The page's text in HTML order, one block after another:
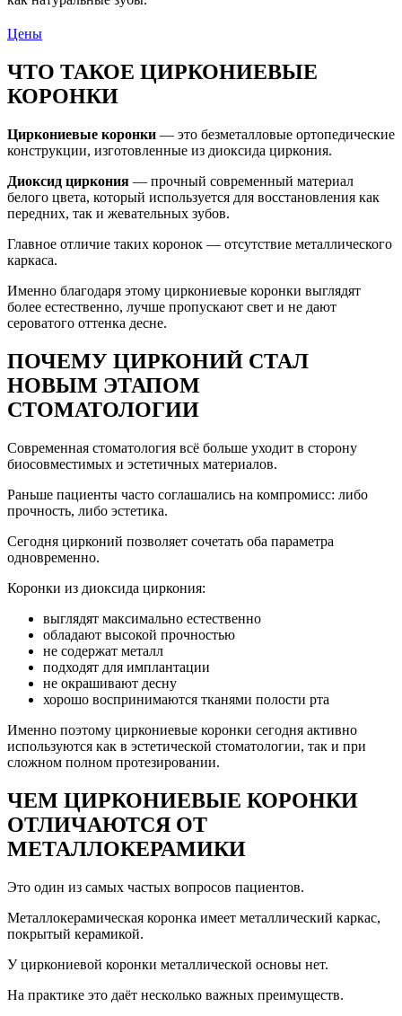
Цены
ЧТО ТАКОЕ ЦИРКОНИЕВЫЕ
КОРОНКИ
Циркониевые коронки — это безметалловые ортопедические
конструкции, изготовленные из диоксида циркония.
Диоксид циркония — прочный современный материал
белого цвета, который используется для восстановления как
передних, так и жевательных зубов.
Главное отличие таких коронок — отсутствие металлического
каркаса.
Именно благодаря этому циркониевые коронки выглядят
более естественно, лучше пропускают свет и не дают
сероватого оттенка десне.
ПОЧЕМУ ЦИРКОНИЙ СТАЛ
НОВЫМ ЭТАПОМ
СТОМАТОЛОГИИ
Современная стоматология всё больше уходит в сторону
биосовместимых и эстетичных материалов.
Раньше пациенты часто соглашались на компромисс: либо
прочность, либо эстетика.
Сегодня цирконий позволяет сочетать оба параметра
одновременно.
Коронки из диоксида циркония:
выглядят максимально естественно
обладают высокой прочностью
не содержат металл
подходят для имплантации
не окрашивают десну
хорошо воспринимаются тканями полости рта
Именно поэтому циркониевые коронки сегодня активно
используются как в эстетической стоматологии, так и при
сложном полном протезировании.
ЧЕМ ЦИРКОНИЕВЫЕ КОРОНКИ
ОТЛИЧАЮТСЯ ОТ
МЕТАЛЛОКЕРАМИКИ
Это один из самых частых вопросов пациентов.
Металлокерамическая коронка имеет металлический каркас,
покрытый керамикой.
У циркониевой коронки металлической основы нет.
На практике это даёт несколько важных преимуществ.